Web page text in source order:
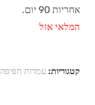
אחריות 90 יום.
המלאי אזל
קטגוריות:עמדות חפיפה